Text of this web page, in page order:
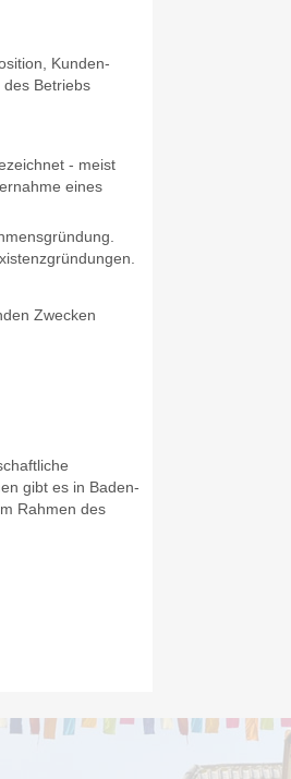
Kunden-
des Betriebs
- meist
eines
Zwecken
gibt es in Baden-
Rahmen des